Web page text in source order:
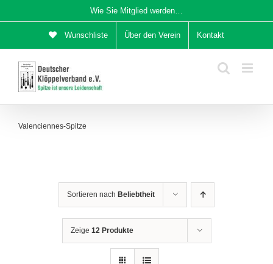
Inhalt
Wie Sie Mitglied werden…
Wunschliste Über den Verein Kontakt
Valenciennes-Spitze
Sortieren nach Beliebtheit
Zeige 12 Produkte